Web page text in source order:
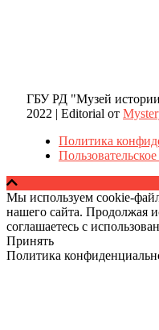
ГБУ РД "Музей
2022 | Editorial от
Политика
Мы используем cookie-
нашего сайта. Продолжая
соглашаетесь с
Принять
Политика